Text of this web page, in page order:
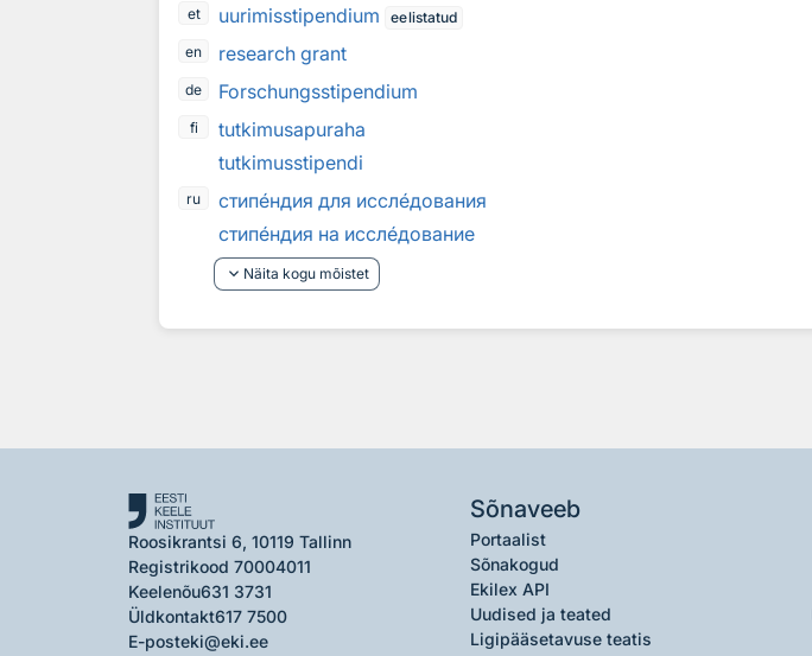
et
uurimisstipendium
eelistatud
en
research grant
de Forschungsstipendium
fi
tutkimusapuraha
tutkimusstipendi
ru стипендия для исследования
стипендия на исследование
keyboard_arrow_down Näita kogu mõistet
Roosikrantsi 6, 10119 Tallinn
Registrikood 70004011
Keelenõu631 3731
Üldkontakt617 7500
E-posteki@eki.ee
Sõnaveeb
Portaalist
Sõnakogud
Ekilex API
Uudised ja teated
Ligipääsetavuse teatis